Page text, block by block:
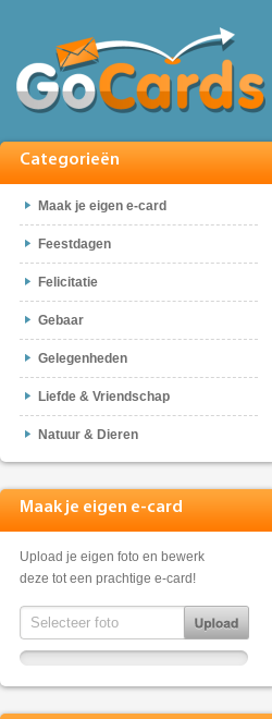
Categorieën
Maak je eigen e-card
Feestdagen
Felicitatie
Gebaar
Gelegenheden
Liefde & Vriendschap
Natuur & Dieren
Maak je eigen e-card
Upload je eigen foto en bewerk
deze tot een prachtige e-card!